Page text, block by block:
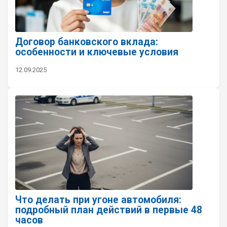
Договор банковского вклада:
особенности и ключевые условия
12.09.2025
Что делать при угоне автомобиля:
подробный план действий в первые 48
часов